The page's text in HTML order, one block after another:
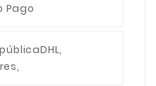
Pago
DHL,